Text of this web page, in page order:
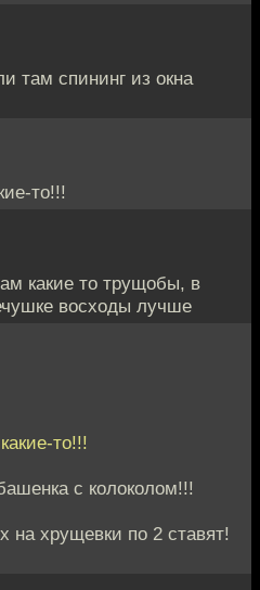
там спининг из окна
то!!!
какие то трущобы, в
восходы лучше
то!!!
с колоколом!!!
на хрущевки по 2 ставят!